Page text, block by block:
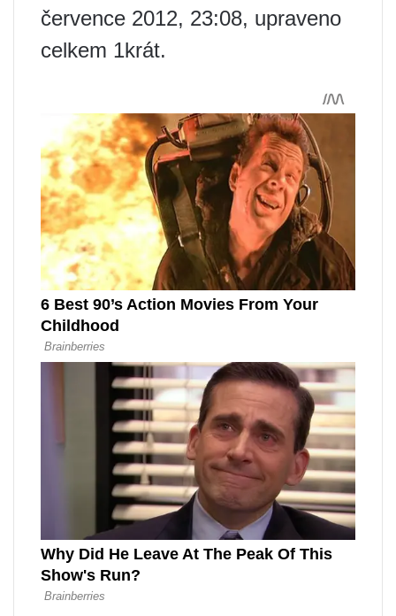
července 2012, 23:08, upraveno
celkem 1krát.